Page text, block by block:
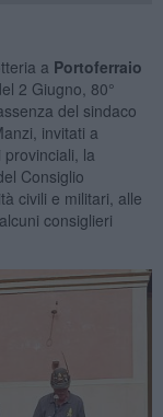
a Portoferraio
2 Giugno, 80°
del sindaco
invitati a
la
Consiglio
civili e militari, alle
consiglieri